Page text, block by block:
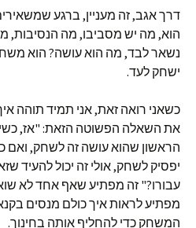
דרך אגב, זה מעניין, ברגע
הוא, מה יש מסביבו, מה הנסיבות,
נשאר לבד, מה הוא עושה? הוא
ישחק לעד.
כשאני רואה זאת, אני תמיד תוהה
את השאלה הפשוטה הזאת: "אז,
הראשון שהוא עושה זה לשחק, ואם
יפסיק לשחק, אולי זה יכול להעיד
עבורו?" זה מפתיע שאף אחד לא
מפתיע לראות איך כולם מנסים
המשחק כדי להחליף אותה בחינוך.